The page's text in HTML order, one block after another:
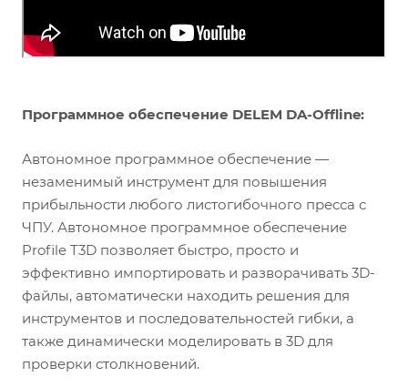
Программное обеспечение DELEM DA-Offline:
Автономное программное обеспечение —
незаменимый инструмент для повышения
прибыльности любого листогибочного пресса с
ЧПУ. Автономное программное обеспечение
Profile T3D позволяет быстро, просто и
эффективно импортировать и разворачивать 3D-
файлы, автоматически находить решения для
инструментов и последовательностей гибки, а
также динамически моделировать в 3D для
проверки столкновений.